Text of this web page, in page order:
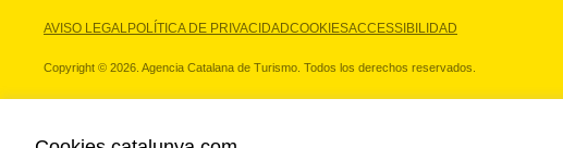
AVISO LEGALPOLÍTICA DE PRIVACIDADCOOKIESACCESSIBILIDAD
Copyright © 2026. Agencia Catalana de Turismo. Todos los derechos reservados.